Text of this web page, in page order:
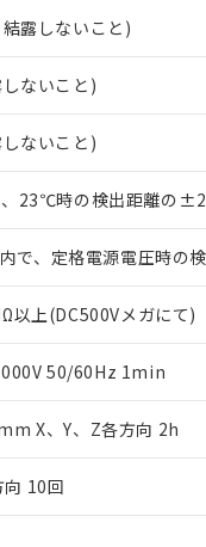
露しないこと)
ないこと)
ないこと)
23℃時の検出距離の
で、定格電源電圧時の
以上(DC500Vメガにて)
50/60Hz 1min
X、Y、Z各方向 2h
10回
にご相談ください。
御機器販売店や当社販売
機能（部品リスト作成
があります。
ウェブサイト上で当社
製品・サービスに関す
指します。
書ダウンロード
10物質）の非含有証明書
日時点で非含有を証明
のフタル酸エステル類
備考欄に対応日を記載
応品への在庫切替を完
す。
用期限
（10物質）のすべてが
す。当社販売部門へお
貴社製品を第三者に販売
は、販売先および販売に
合意す
には満たないが在庫あり
し(最新の在庫状況につ
売店・当社販売員にご確
生産機種、また在庫状況